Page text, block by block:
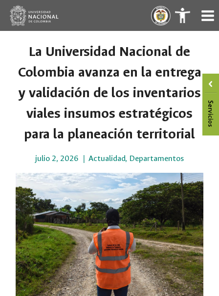
Saltar
contenido
. .
La Universidad Nacional de
Colombia avanza en la entrega
y validación de los inventarios
viales insumos estratégicos
para la planeación territorial
julio 2, 2026 Actualidad, Departamentos